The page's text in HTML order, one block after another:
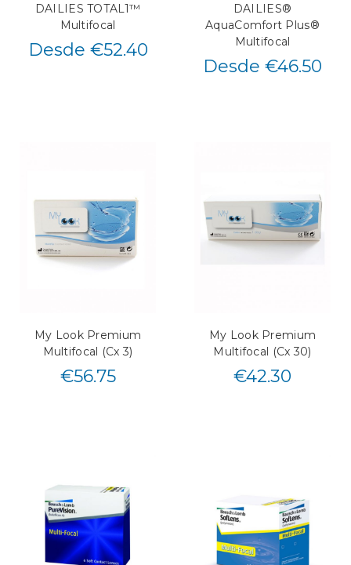
DAILIES TOTAL1™
Multifocal
Desde €52.40
DAILIES®
AquaComfort Plus®
Multifocal
Desde €46.50
My Look Premium
Multifocal (Cx 3)
€56.75
My Look Premium
Multifocal (Cx 30)
€42.30